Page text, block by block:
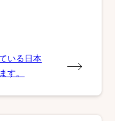
いる日本
す。